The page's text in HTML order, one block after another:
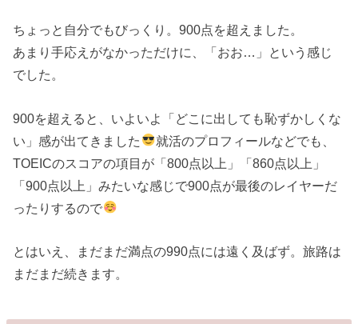
ちょっと自分でもびっくり。900点を超えました。
あまり手応えがなかっただけに、「おお…」という感じ
でした。
900を超えると、いよいよ「どこに出しても恥ずかしくな
い」感が出てきました
就活のプロフィールなどでも、
TOEICのスコアの項目が「800点以上」「860点以上」
「900点以上」みたいな感じで900点が最後のレイヤーだ
ったりするので
とはいえ、まだまだ満点の990点には遠く及ばず。旅路は
まだまだ続きます。